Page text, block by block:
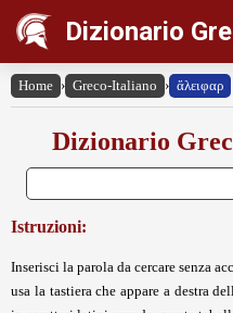
Dizionario
Home › Greco-Italiano › ἄλειφαρ
Dizionario
Istruzioni:
Inserisci la parola da cercare senza
usa la tastiera che appare a destra